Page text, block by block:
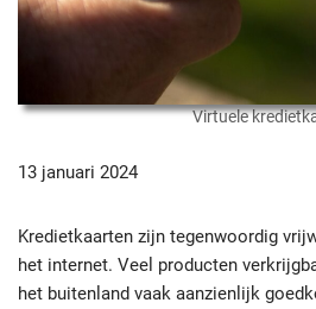
Virtuele
13 januari 2024
Kredietkaarten zijn tegenwoordig
het internet. Veel producten
het buitenland vaak aanzienlijk